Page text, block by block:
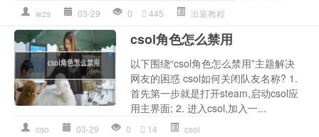
wzs 03-29 0 445 出装教程
csol角色怎么禁用
以下围绕“csol角色怎么禁用”主题解决
网友的困惑 csol如何关闭队友名称? 1.
首先第一步就是打开steam,启动csol应
用主界面; 2. 进入csol,加入一...
cso 03-29 0 14 csol